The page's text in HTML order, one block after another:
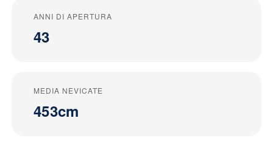
ANNI DI APERTURA
43
MEDIA NEVICATE
453cm